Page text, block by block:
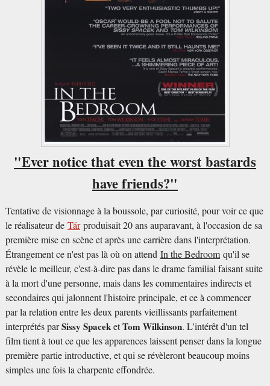
"Ever notice that even the worst bastards
have friends?"
Tentative de visionnage à la boussole, par curiosité, pour voir ce que
le réalisateur de Tárproduisait 20 ans auparavant, à l'occasion de sa
première mise en scène et après une carrière dans l'interprétation.
Étrangement ce n'est pas là où on attend In the Bedroomqu'il se
révèle le meilleur, c'est-à-dire pas dans le drame familial faisant suite
à la mort d'une personne, mais dans les commentaires indirects et
secondaires qui jalonnent l'histoire principale, et ce à commencer
par la relation entre les deux parents vieillissants parfaitement
interprétés parSissy SpaceketTom Wilkinson. L'intérêt d'un tel
film tient à tout ce que les apparences laissent penser dans la longue
première partie introductive, et qui se révèleront beaucoup moins
simples une fois la charpente effondrée.